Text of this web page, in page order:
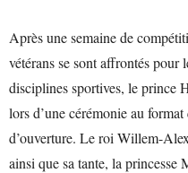
Après une semaine de
vétérans se sont affrontés pour
disciplines sportives, le prince
lors d’une cérémonie au
d’ouverture. Le roi Willem-
ainsi que sa tante, la princesse